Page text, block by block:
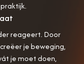
reageert. Door
je beweging,
je moet doen,